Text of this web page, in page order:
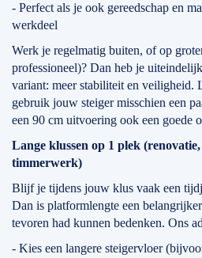
- Perfect als je ook gereedschap en
werkdeel
Werk je regelmatig buiten, of op
professioneel)? Dan heb je
variant: meer stabiliteit en veiligheid.
gebruik jouw steiger misschien een
een 90 cm uitvoering ook een goede
Lange klussen op 1 plek
timmerwerk)
Blijf je tijdens jouw klus vaak een
Dan is platformlengte een
tevoren had kunnen bedenken. Ons
- Kies een langere steigervloer